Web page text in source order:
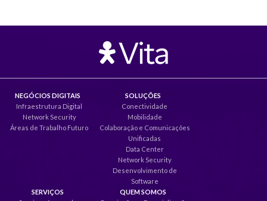
NEGÓCIOS DIGITAIS
Infraestrutura Digital
Network Security
Áreas de Trabalho Futuro
SOLUÇÕES
Conectividade
Mobilidade
Colaboração e Comunicações
Unificadas
Data Center
Network Security
Desenvolvimento de
Software
SERVIÇOS
QUEM SOMOS